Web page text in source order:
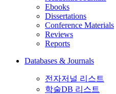
Ebooks
Dissertations
Conference Materials
Reviews
Reports
Databases & Journals
전자저널 리스트
학술DB 리스트